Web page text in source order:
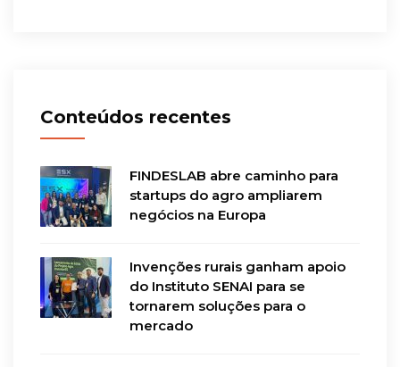
Conteúdos recentes
FINDESLAB abre caminho para
startups do agro ampliarem
negócios na Europa
Invenções rurais ganham apoio
do Instituto SENAI para se
tornarem soluções para o
mercado